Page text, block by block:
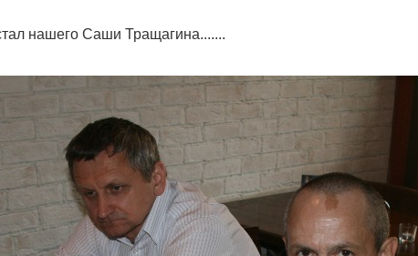
нашего Саши Тращагина.......